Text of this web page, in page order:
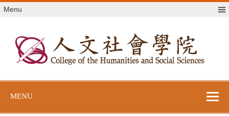
Skip
toMenu
MENU